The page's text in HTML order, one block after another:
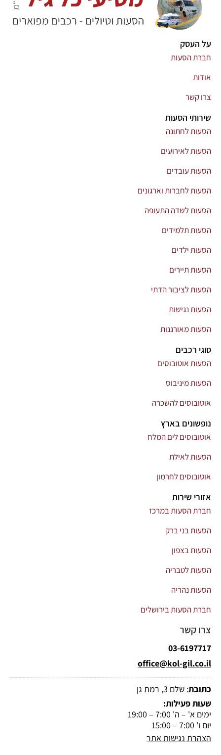
על העסק
חברת הסעות
אודות
צרו קשר
שירותי הסעות
הסעות לחתונה
הסעות לאירועים
הסעות עובדים
הסעות לחברות וארגונים
הסעות לשדה התעופה
הסעות תלמידים
הסעות ילדים
הסעות תיירים
הסעות לציבור הדתי
הסעות נגישות
הסעות מאורגנות
סוגי רכבים
הסעות אוטובוסים
הסעות מיניבוס
אוטובוסים להשכרה
נופשונים בארץ
אוטובוסים לים המלח
הסעות לאילת
אוטובוסים לחרמון
אזורי שירות
חברת הסעות במרכז
הסעות בני ברק
הסעות בצפון
הסעות לטבריה
הסעות נהריה
חברת הסעות בירושלים
צרו קשר
03-6197717
office@kol-gil.co.il
כתובת: שלם 3, רמת גן
שעות פעילות:
ימים א' – ה' 7:00 – 19:00
יום ו' 7:00 – 15:00
הצהרת נגישות אתר